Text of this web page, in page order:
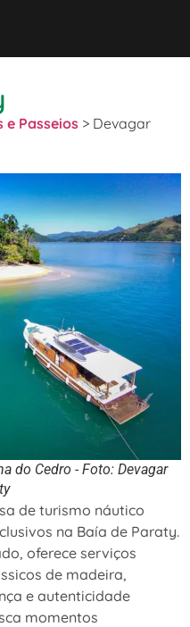
e Passeios > Devagar
do Cedro - Foto: Devagar
de turismo náutico
na Baía de Paraty.
oferece serviços
de madeira,
e autenticidade
momentos